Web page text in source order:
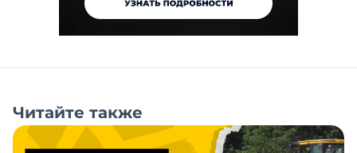
Читайте также